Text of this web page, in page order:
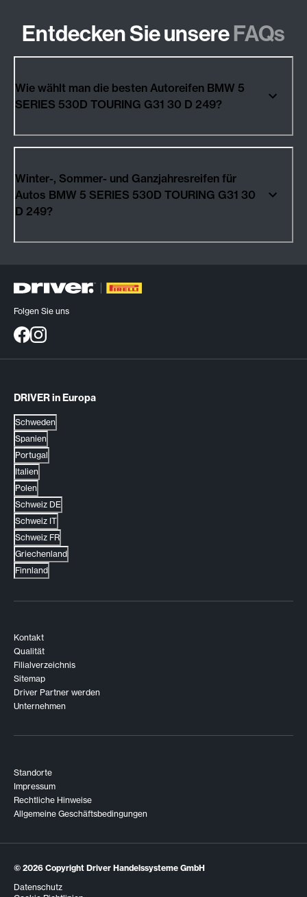
Entdecken Sie unsereFAQs
Wie wählt man die besten Autoreifen BMW 5
SERIES 530D TOURING G31 30 D 249?
Winter-, Sommer- und Ganzjahresreifen für
Autos BMW 5 SERIES 530D TOURING G31 30
D 249?
Folgen Sie uns
DRIVER in Europa
Schweden
Spanien
Portugal
Italien
Polen
Schweiz DE
Schweiz IT
Schweiz FR
Griechenland
Finnland
Kontakt
Qualität
Filialverzeichnis
Sitemap
Driver Partner werden
Unternehmen
Standorte
Impressum
Rechtliche Hinweise
Allgemeine Geschäftsbedingungen
© 2026 Copyright Driver Handelssysteme GmbH
Datenschutz